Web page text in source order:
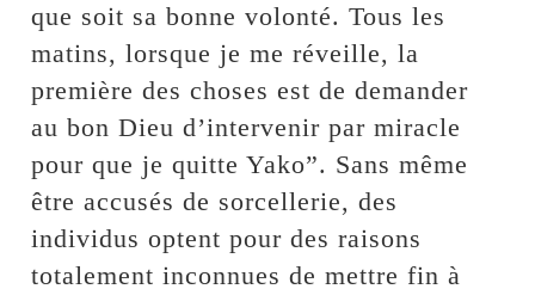
que soit sa bonne volonté. Tous les
matins, lorsque je me réveille, la
première des choses est de demander
au bon Dieu d’intervenir par miracle
pour que je quitte Yako”. Sans même
être accusés de sorcellerie, des
individus optent pour des raisons
totalement inconnues de mettre fin à